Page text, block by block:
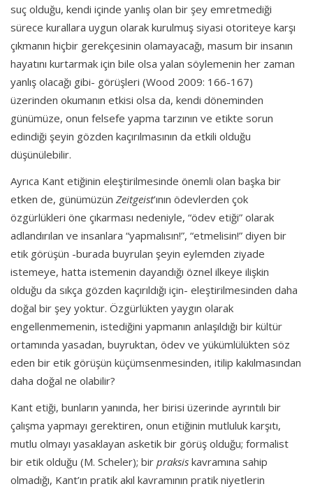
suç olduğu, kendi içinde yanlış olan bir şey emretmediği
sürece kurallara uygun olarak kurulmuş siyasi otoriteye karşı
çıkmanın hiçbir gerekçesinin olamayacağı, masum bir insanın
hayatını kurtarmak için bile olsa yalan söylemenin her zaman
yanlış olacağı gibi- görüşleri (Wood 2009: 166-167)
üzerinden okumanın etkisi olsa da, kendi döneminden
günümüze, onun felsefe yapma tarzının ve etikte sorun
edindiği şeyin gözden kaçırılmasının da etkili olduğu
düşünülebilir.
Ayrıca Kant etiğinin eleştirilmesinde önemli olan başka bir
etken de, günümüzün Zeitgeist’ının ödevlerden çok
özgürlükleri öne çıkarması nedeniyle, “ödev etiği” olarak
adlandırılan ve insanlara “yapmalısın!”, “etmelisin!” diyen bir
etik görüşün -burada buyrulan şeyin eylemden ziyade
istemeye, hatta istemenin dayandığı öznel ilkeye ilişkin
olduğu da sıkça gözden kaçırıldığı için- eleştirilmesinden daha
doğal bir şey yoktur. Özgürlükten yaygın olarak
engellenmemenin, istediğini yapmanın anlaşıldığı bir kültür
ortamında yasadan, buyruktan, ödev ve yükümlülükten söz
eden bir etik görüşün küçümsenmesinden, itilip kakılmasından
daha doğal ne olabilir?
Kant etiği, bunların yanında, her birisi üzerinde ayrıntılı bir
çalışma yapmayı gerektiren, onun etiğinin mutluluk karşıtı,
mutlu olmayı yasaklayan asketik bir görüş olduğu; formalist
bir etik olduğu (M. Scheler); bir praksis kavramına sahip
olmadığı, Kant’ın pratik akıl kavramının pratik niyetlerin